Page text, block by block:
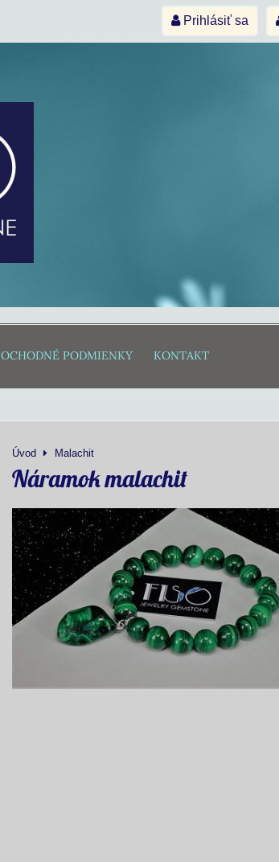
Prihlásiť sa
OCHODNÉ PODMIENKY KONTAKT
Úvod Malachit
Náramok malachit